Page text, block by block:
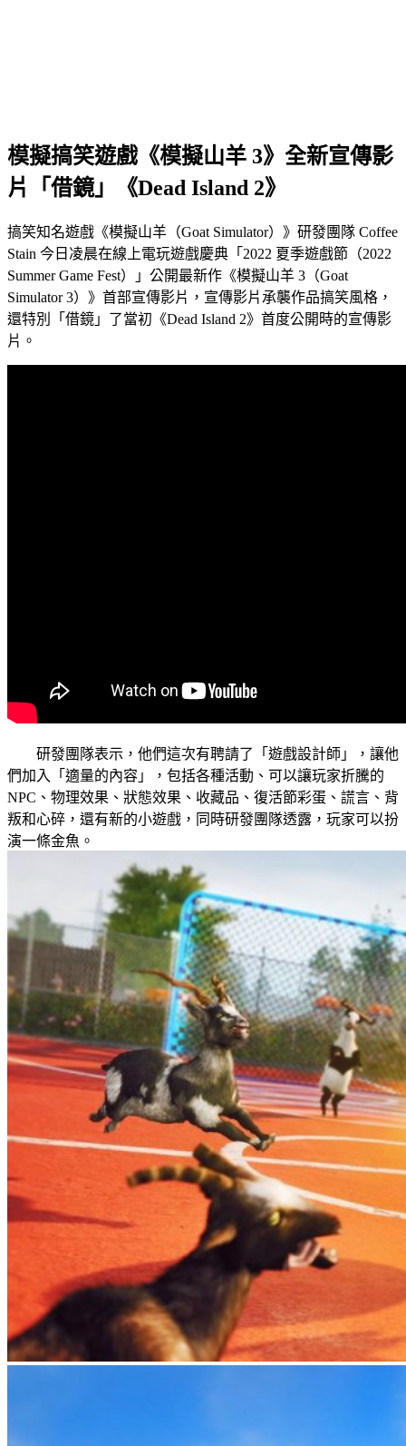
模擬搞笑遊戲《模擬山羊 3》全新宣傳影
片「借鏡」《Dead Island 2》
搞笑知名遊戲《模擬山羊（Goat Simulator）》研發團隊 Coffee
Stain 今日凌晨在線上電玩遊戲慶典「2022 夏季遊戲節（2022
Summer Game Fest）」公開最新作《模擬山羊 3（Goat
Simulator 3）》首部宣傳影片，宣傳影片承襲作品搞笑風格，
還特別「借鏡」了當初《Dead Island 2》首度公開時的宣傳影
片。
研發團隊表示，他們這次有聘請了「遊戲設計師」，讓他
們加入「適量的內容」，包括各種活動、可以讓玩家折騰的
NPC、物理效果、狀態效果、收藏品、復活節彩蛋、謊言、背
叛和心碎，還有新的小遊戲，同時研發團隊透露，玩家可以扮
演一條金魚。